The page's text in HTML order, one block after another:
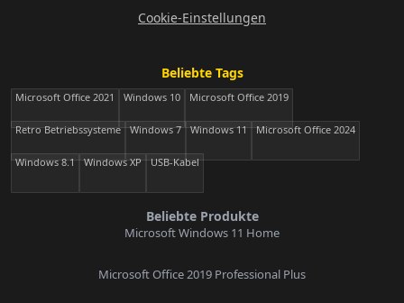
Cookie-Einstellungen
Beliebte Tags
Microsoft Office 2021 Windows 10 Microsoft Office 2019
Retro Betriebssysteme Windows 7 Windows 11 Microsoft Office 2024
Windows 8.1 Windows XP USB-Kabel
Beliebte Produkte
Microsoft Windows 11 Home
Microsoft Office 2019 Professional Plus